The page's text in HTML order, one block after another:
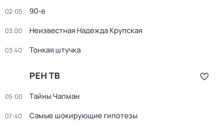
02:05 90-е
03:00 Неизвестная Надежда Крупская
03:40 Тонкая штучка
РЕН ТВ
05:00 Тaйны Чапман
07:40 Самые шoкиpующие гипотезы